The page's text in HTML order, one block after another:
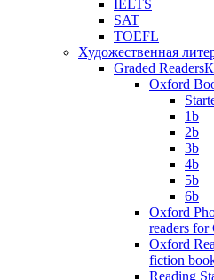
IELTS
SAT
TOEFL
Художественная
Graded Readers
Oxford
1b
2b
3b
4b
5b
6b
Oxford
readers for
Oxford
fiction
Reading